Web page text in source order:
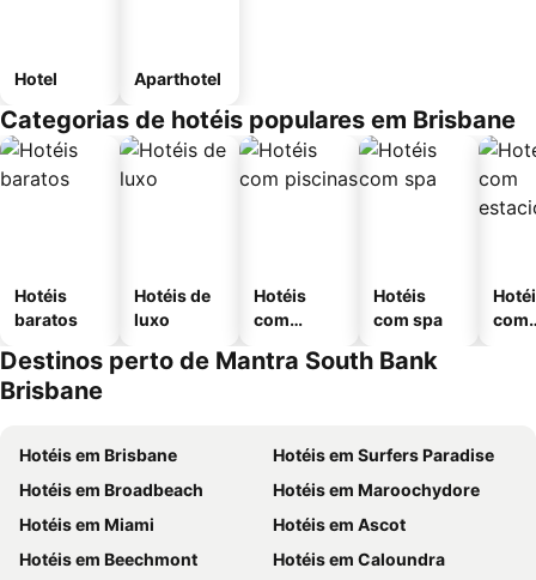
Hotel Aparthotel
Categorias de hotéis populares em Brisbane
Hotéis
baratos
Hotéis de
luxo
Hotéis
com
Hotéis
com spa
com
Destinos perto de Mantra South Bank
Brisbane
Hotéis em Brisbane
Hotéis em Surfers Paradise
Hotéis em Broadbeach
Hotéis em Maroochydore
Hotéis em Miami
Hotéis em Ascot
Hotéis em Beechmont
Hotéis em Caloundra